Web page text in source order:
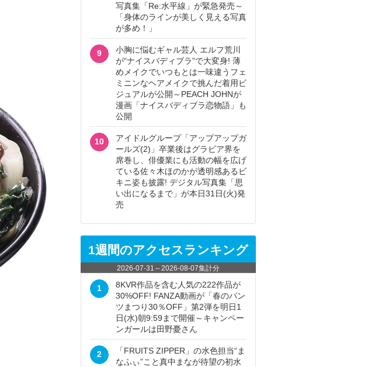
写真集「Re:水平線」が緊急発売～
「身体のラインが美しく見える写真
が多め！」
9
小胸に悩むギャル芸人 エルフ荒川
が“ナイスバディブラ”で大変身! 薄
めメイクでいつもとは一味違うフェ
ミニンなヘアメイクで挑んだ着用ビ
ジュアルが公開～PEACH JOHNが
漫画「ナイスバディブラ恋物語」も
公開
10
アイドルグループ「アップアップガ
ールズ(2)」卒業後はグラビア界を
席巻し、俳優業にも活動の幅を広げ
ている佐々木ほのかが透明感あるビ
キニ姿も披露! デジタル写真集「思
い出になるまで」が本日31日(火)発
売
1週間のアクセスランキング
2026-07-31 ～2026-08-07集計分
1
8KVR作品を含む人気の222作品が
30%OFF! FANZA動画が「春のパン
ツまつり30％OFF」第2弾を明日1
日(水)朝9:59まで開催～キャンペー
ンガールは田野憂さん
2
「FRUITS ZIPPER」の水色担当“ま
なふぃ”こと真中まなが待望の初水